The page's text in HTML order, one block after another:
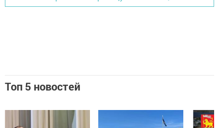
Топ 5 новостей